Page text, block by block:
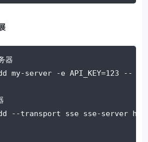
器
my-server -e API_KEY=123 --
--transport sse sse-server